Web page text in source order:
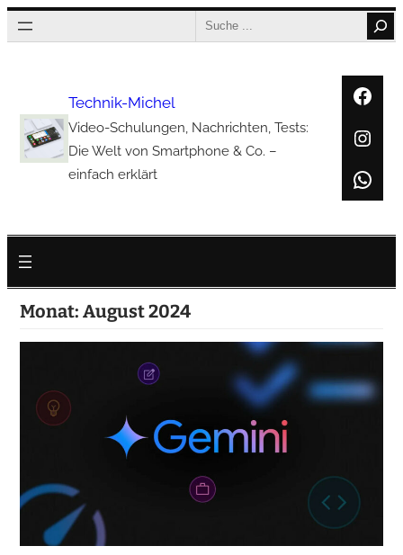
Zum
Inhalt
Search
Technik-Michel
Video-Schulungen, Nachrichten, Tests:
Die Welt von Smartphone & Co. –
einfach erklärt
Monat: August 2024